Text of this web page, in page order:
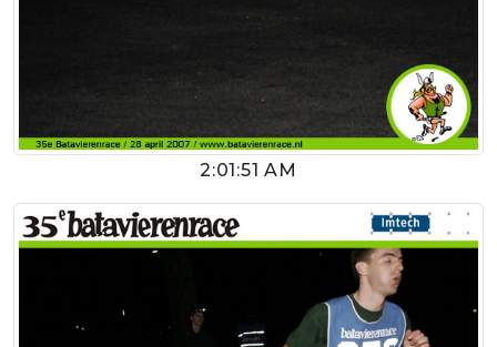
2:01:51 AM